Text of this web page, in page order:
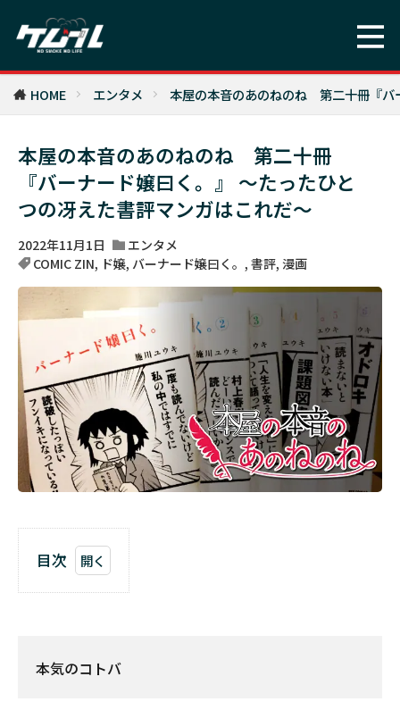
HOME エンタメ 本屋の本音のあのねのね 第二十冊『バ
本屋の本音のあのねのね 第二十冊
『バーナード嬢曰く。』 ～たったひと
つの冴えた書評マンガはこれだ～
2022年11月1日
エンタメ
COMIC ZIN, ド嬢, バーナード嬢曰く。 , 書評, 漫画
目次
コ
本気のコトバ